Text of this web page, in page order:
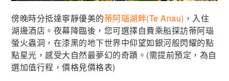
傍晚時分抵達寧靜優美的蒂阿瑙湖畔(Te Anau) ，入住
湖邊酒店。夜幕降臨後，您可選擇自費乘船探訪蒂阿瑙
螢火蟲洞，在漆黑的地下世界中仰望如銀河般閃耀的點
點星光，感受大自然最夢幻的奇蹟。(需提前預定，為自
選加值行程，價格見價格表)